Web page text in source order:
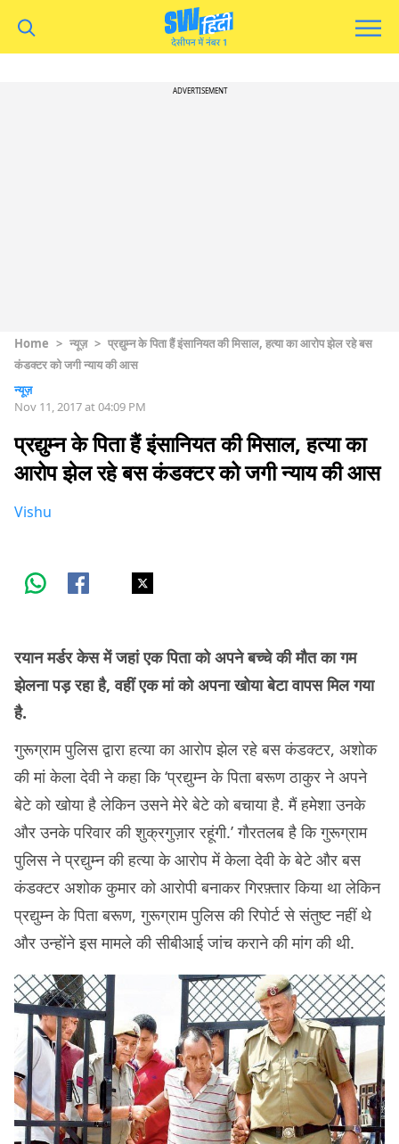
ADVERTISEMENT
Home > न्यूज़ > प्रद्युम्न के पिता हैं इंसानियत की मिसाल, हत्या का आरोप झेल रहे बस
कंडक्टर को जगी न्याय की आस
न्यूज़
Nov 11, 2017 at 04:09 PM
प्रद्युम्न के पिता हैं इंसानियत की मिसाल, हत्या का
आरोप झेल रहे बस कंडक्टर को जगी न्याय की आस
Vishu
रयान मर्डर केस में जहां एक पिता को अपने बच्चे की मौत का गम
झेलना पड़ रहा है, वहीं एक मां को अपना खोया बेटा वापस मिल गया
है.
गुरूग्राम पुलिस द्वारा हत्या का आरोप झेल रहे बस कंडक्टर, अशोक
की मां केला देवी ने कहा कि ‘प्रद्युम्न के पिता बरूण ठाकुर ने अपने
बेटे को खोया है लेकिन उसने मेरे बेटे को बचाया है. मैं हमेशा उनके
और उनके परिवार की शुक्रगुज़ार रहूंगी.’ गौरतलब है कि गुरूग्राम
पुलिस ने प्रद्युम्न की हत्या के आरोप में केला देवी के बेटे और बस
कंडक्टर अशोक कुमार को आरोपी बनाकर गिरफ़्तार किया था लेकिन
प्रद्युम्न के पिता बरूण, गुरूग्राम पुलिस की रिपोर्ट से संतुष्ट नहीं थे
और उन्होंने इस मामले की सीबीआई जांच कराने की मांग की थी.